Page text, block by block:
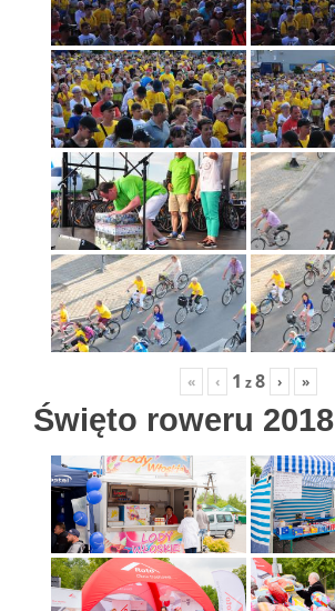
« ‹ 1 z8 › »
Święto roweru 2018